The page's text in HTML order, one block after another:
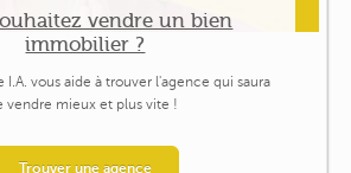
vendre un bien
immobilier ?
I.A. vous aide à trouver l'agence qui saura
vendre mieux et plus vite !
Trouver une agence